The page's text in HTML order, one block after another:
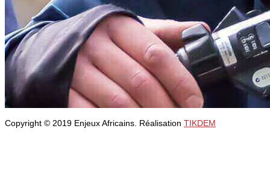
Copyright © 2019 Enjeux Africains. Réalisation TIKDEM